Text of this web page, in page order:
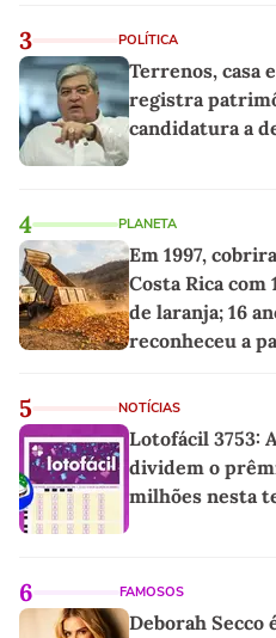
3 POLÍTICA
Terrenos, casa
registra
candidatura a
4 PLANETA
Em 1997,
Costa Rica com
de laranja; 16
reconheceu a
5 NOTÍCIAS
Lotofácil 3753:
dividem o
milhões nesta
6 FAMOSOS
Deborah Secco